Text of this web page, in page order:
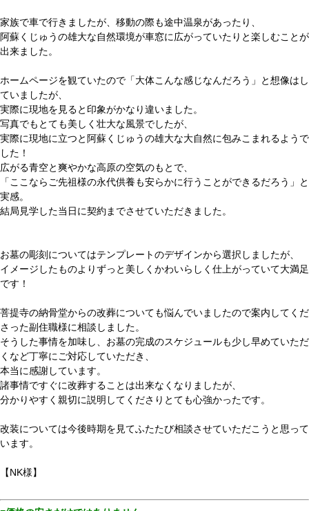
家族で車で行きましたが、移動の際も途中温泉があったり、
阿蘇くじゅうの雄大な自然環境が車窓に広がっていたりと楽しむことが
出来ました。
ホームページを観ていたので「大体こんな感じなんだろう」と想像はし
ていましたが、
実際に現地を見ると印象がかなり違いました。
写真でもとても美しく壮大な風景でしたが、
実際に現地に立つと阿蘇くじゅうの雄大な大自然に包みこまれるようで
した！
広がる青空と爽やかな高原の空気のもとで、
「ここならご先祖様の永代供養も安らかに行うことができるだろう」と
実感。
結局見学した当日に契約までさせていただきました。
お墓の彫刻についてはテンプレートのデザインから選択しましたが、
イメージしたものよりずっと美しくかわいらしく仕上がっていて大満足
です！
菩提寺の納骨堂からの改葬についても悩んでいましたので案内してくだ
さった副住職様に相談しました。
そうした事情を加味し、お墓の完成のスケジュールも少し早めていただ
くなど丁寧にご対応していただき、
本当に感謝しています。
諸事情ですぐに改葬することは出来なくなりましたが、
分かりやすく親切に説明してくださりとても心強かったです。
改装については今後時期を見てふたたび相談させていただこうと思って
います。
【NK様】